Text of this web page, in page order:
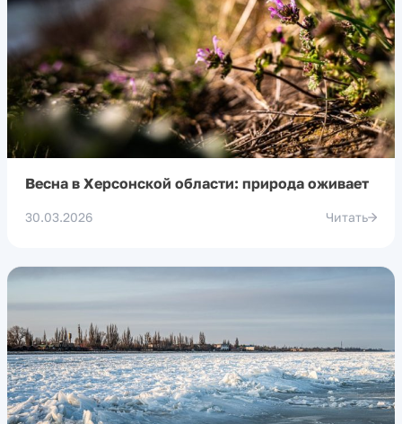
Весна в Херсонской области: природа оживает
30.03.2026 Читать